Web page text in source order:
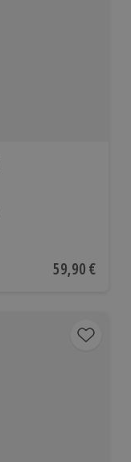
Aktueller
59,90 €